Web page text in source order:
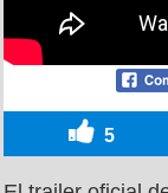
5